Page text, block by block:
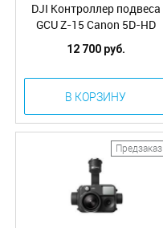
DJI Контроллер подвеса
GCU Z-15 Canon 5D-HD
12 700 руб.
В КОРЗИНУ
Предзаказ